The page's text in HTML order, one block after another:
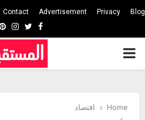
Blog
Privacy
Advertisement
Contact
Facebook
PRIMARY
Home اقتصاد